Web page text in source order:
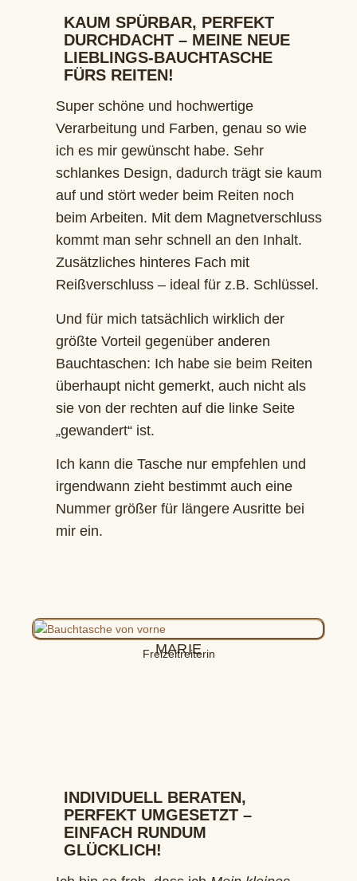
KAUM SPÜRBAR, PERFEKT
DURCHDACHT – MEINE NEUE
LIEBLINGS-BAUCHTASCHE
FÜRS REITEN!
Super schöne und hochwertige
Verarbeitung und Farben, genau so wie
ich es mir gewünscht habe. Sehr
schlankes Design, dadurch trägt sie kaum
auf und stört weder beim Reiten noch
beim Arbeiten. Mit dem Magnetverschluss
kommt man sehr schnell an den Inhalt.
Zusätzliches hinteres Fach mit
Reißverschluss – ideal für z.B. Schlüssel.
Und für mich tatsächlich wirklich der
größte Vorteil gegenüber anderen
Bauchtaschen: Ich habe sie beim Reiten
überhaupt nicht gemerkt, auch nicht als
sie von der rechten auf die linke Seite
„gewandert“ ist.
Ich kann die Tasche nur empfehlen und
irgendwann zieht bestimmt auch eine
Nummer größer für längere Ausritte bei
mir ein.
MARIE
Freizeitreiterin
INDIVIDUELL BERATEN,
PERFEKT UMGESETZT –
EINFACH RUNDUM
GLÜCKLICH!